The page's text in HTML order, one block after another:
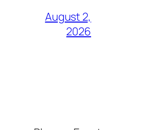
August 2,
2026